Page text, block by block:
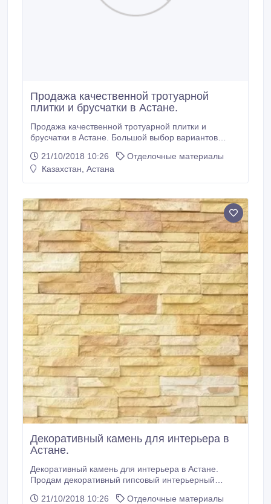
Продажа качественной тротуарной
плитки и брусчатки в Астане.
Продажа качественной тротуарной плитки и
брусчатки в Астане. Большой выбор вариантов
изделия Вы можете использовать для пешеходных
тротуаров, для автопарковок, для ремонта фасада
21/10/2018 10:26
Отделочные материалы
Казахстан, Астана
Декоративный камень для интерьера в
Астане.
Декоративный камень для интерьера в Астане.
Продам декоративный гипсовый интерьерный
цветов в любых объемах. Подробности по
21/10/2018 10:26
Отделочные материалы